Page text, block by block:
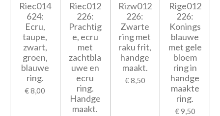
Riec014
624:
Ecru,
taupe,
zwart,
groen,
blauwe
ring.
€ 8,00
Riec012
226:
Prachtig
e, ecru
met
zachtbla
uwe en
ecru
ring.
Handge
maakt.
Rizw012
226:
Zwarte
ring met
raku frit,
handge
maakt.
€ 8,50
Rige012
226:
Konings
blauwe
met gele
bloem
ring in
handge
maakte
ring.
€ 9,50